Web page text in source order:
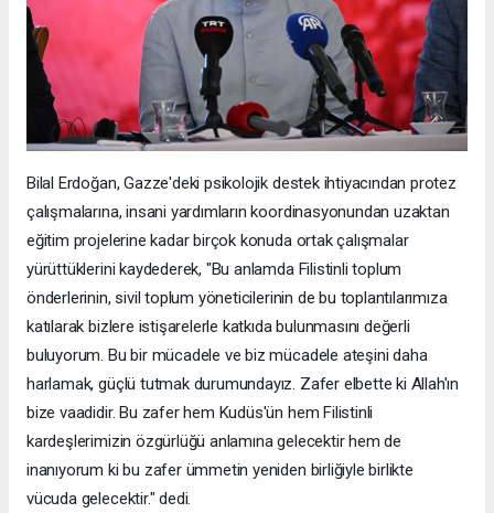
Bilal Erdoğan, Gazze'deki psikolojik destek ihtiyacından protez
çalışmalarına, insani yardımların koordinasyonundan uzaktan
eğitim projelerine kadar birçok konuda ortak çalışmalar
yürüttüklerini kaydederek, "Bu anlamda Filistinli toplum
önderlerinin, sivil toplum yöneticilerinin de bu toplantılarımıza
katılarak bizlere istişarelerle katkıda bulunmasını değerli
buluyorum. Bu bir mücadele ve biz mücadele ateşini daha
harlamak, güçlü tutmak durumundayız. Zafer elbette ki Allah'ın
bize vaadidir. Bu zafer hem Kudüs'ün hem Filistinli
kardeşlerimizin özgürlüğü anlamına gelecektir hem de
inanıyorum ki bu zafer ümmetin yeniden birliğiyle birlikte
vücuda gelecektir." dedi.